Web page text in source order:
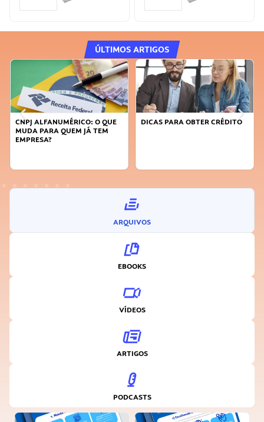
ÚLTIMOS ARTIGOS
CNPJ ALFANUMÉRICO: O QUE
MUDA PARA QUEM JÁ TEM
EMPRESA?
DICAS PARA OBTER CRÉDITO
ARQUIVOS
EBOOKS
VÍDEOS
ARTIGOS
PODCASTS